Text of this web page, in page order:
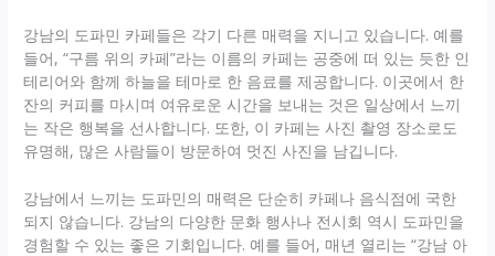
강남의 도파민 카페들은 각기 다른 매력을 지니고 있습니다. 예를
들어, “구름 위의 카페”라는 이름의 카페는 공중에 떠 있는 듯한 인
테리어와 함께 하늘을 테마로 한 음료를 제공합니다. 이곳에서 한
잔의 커피를 마시며 여유로운 시간을 보내는 것은 일상에서 느끼
는 작은 행복을 선사합니다. 또한, 이 카페는 사진 촬영 장소로도
유명해, 많은 사람들이 방문하여 멋진 사진을 남깁니다.
강남에서 느끼는 도파민의 매력은 단순히 카페나 음식점에 국한
되지 않습니다. 강남의 다양한 문화 행사나 전시회 역시 도파민을
경험할 수 있는 좋은 기회입니다. 예를 들어, 매년 열리는 “강남 아